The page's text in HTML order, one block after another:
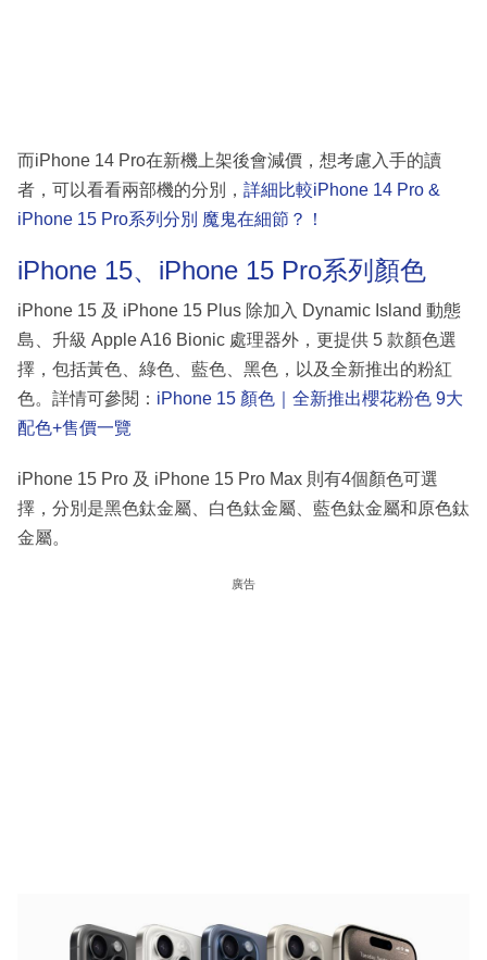
而iPhone 14 Pro在新機上架後會減價，想考慮入手的讀
者，可以看看兩部機的分別， 詳細比較iPhone 14 Pro &
iPhone 15 Pro系列分別 魔鬼在細節？！
iPhone 15、iPhone 15 Pro系列顏色
iPhone 15 及 iPhone 15 Plus 除加入 Dynamic Island 動態
島、升級 Apple A16 Bionic 處理器外，更提供 5 款顏色選
擇，包括黃色、綠色、藍色、黑色，以及全新推出的粉紅
色。詳情可參閱： iPhone 15 顏色｜全新推出櫻花粉色 9大
配色+售價一覽
iPhone 15 Pro 及 iPhone 15 Pro Max 則有4個顏色可選
擇，分別是黑色鈦金屬、白色鈦金屬、藍色鈦金屬和原色鈦
金屬。
廣告